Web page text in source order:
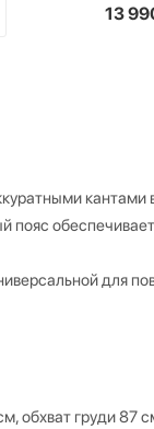
от13
кантами
пояс
для
обхват груди 87